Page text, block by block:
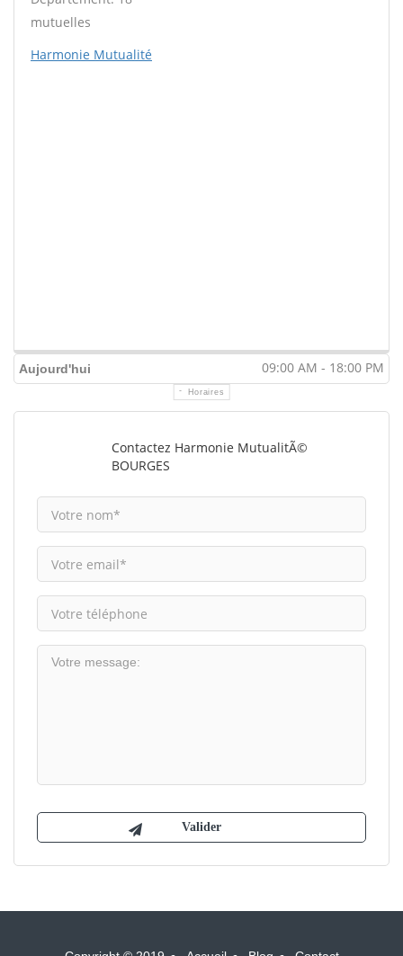
mutuelles
Harmonie Mutualité
Aujourd'hui 09:00 AM - 18:00 PM
Horaires
Contactez Harmonie MutualitÃ©
BOURGES